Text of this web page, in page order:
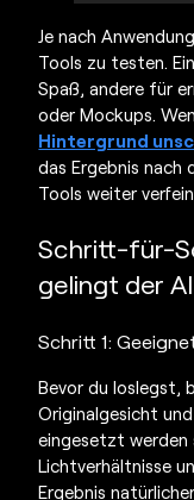
Je nach
Tools zu testen.
Spaß, andere für
oder Mockups.
Hintergrund
das Ergebnis nach
Tools weiter
Schritt-für-
gelingt der
Schritt 1:
Bevor du loslegst,
Originalgesicht
eingesetzt werden
Lichtverhältnisse
Ergebnis